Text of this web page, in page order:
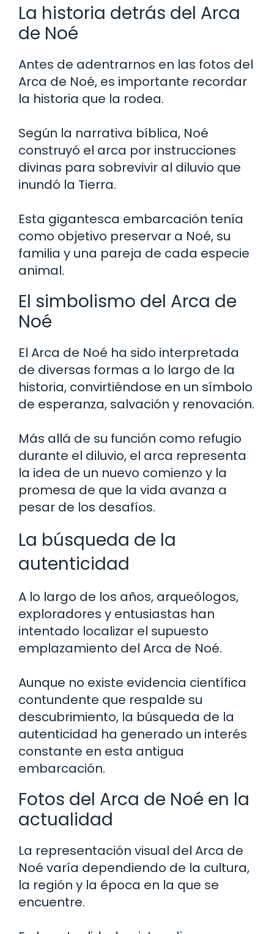
La historia detrás del Arca
de Noé
Antes de adentrarnos en las fotos del
Arca de Noé, es importante recordar
la historia que la rodea.
Según la narrativa bíblica, Noé
construyó el arca por instrucciones
divinas para sobrevivir al diluvio que
inundó la Tierra.
Esta gigantesca embarcación tenía
como objetivo preservar a Noé, su
familia y una pareja de cada especie
animal.
El simbolismo del Arca de
Noé
El Arca de Noé ha sido interpretada
de diversas formas a lo largo de la
historia, convirtiéndose en un símbolo
de esperanza, salvación y renovación.
Más allá de su función como refugio
durante el diluvio, el arca representa
la idea de un nuevo comienzo y la
promesa de que la vida avanza a
pesar de los desafíos.
La búsqueda de la
autenticidad
A lo largo de los años, arqueólogos,
exploradores y entusiastas han
intentado localizar el supuesto
emplazamiento del Arca de Noé.
Aunque no existe evidencia científica
contundente que respalde su
descubrimiento, la búsqueda de la
autenticidad ha generado un interés
constante en esta antigua
embarcación.
Fotos del Arca de Noé en la
actualidad
La representación visual del Arca de
Noé varía dependiendo de la cultura,
la región y la época en la que se
encuentre.